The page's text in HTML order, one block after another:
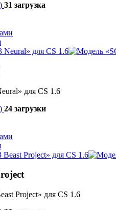
31 загрузка
для CS 1.6
24 загрузки
Project» для CS 1.6